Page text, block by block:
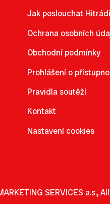
Jak poslouchat
Ochrana osobních
Obchodní podmínky
Prohlášení o
Pravidla soutěží
Kontakt
Nastavení cookies
SERVICES a.s.,